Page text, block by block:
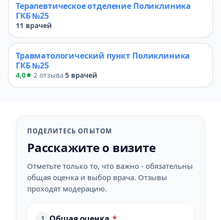
Терапевтическое отделение Поликлиника
ГКБ №25
11 врачей
Травматологический пункт Поликлиника
ГКБ №25
4,0 ·2 отзыва·5 врачей
ПОДЕЛИТЕСЬ ОПЫТОМ
Расскажите о визите
Отметьте только то, что важно - обязательны
общая оценка и выбор врача. Отзывы
проходят модерацию.